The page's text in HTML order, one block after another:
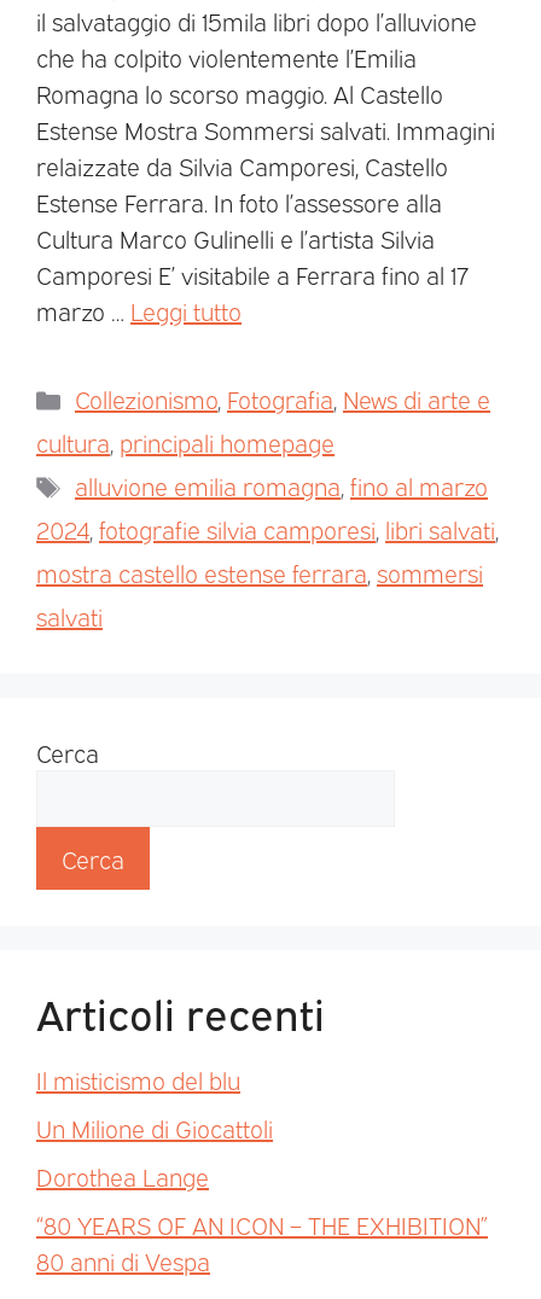
il salvataggio di 15mila libri dopo l’alluvione
che ha colpito violentemente l’Emilia
Romagna lo scorso maggio. Al Castello
Estense Mostra Sommersi salvati. Immagini
relaizzate da Silvia Camporesi, Castello
Estense Ferrara. In foto l’assessore alla
Cultura Marco Gulinelli e l’artista Silvia
Camporesi E’ visitabile a Ferrara fino al 17
marzo … Leggi tutto
Collezionismo, Fotografia, News di arte e
cultura, principali homepage
alluvione emilia romagna,fino al marzo
2024,fotografie silvia camporesi, libri salvati,
mostra castello estense ferrara,sommersi
salvati
Cerca
Cerca
Articoli recenti
Il misticismo del blu
Un Milione di Giocattoli
Dorothea Lange
“80 YEARS OF AN ICON – THE EXHIBITION”
80 anni di Vespa